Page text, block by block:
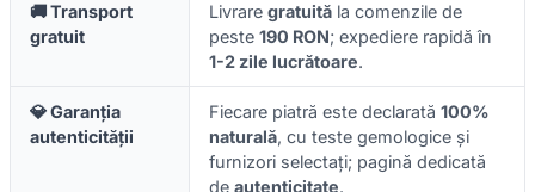
🚚 Transport
gratuit
Livrare gratuită la comenzile de
peste 190 RON; expediere rapidă în
1-2 zile lucrătoare.
💎 Garanția
autenticității
Fiecare piatră este declarată 100%
naturală, cu teste gemologice și
furnizori selectați; pagină dedicată
de autenticitate.